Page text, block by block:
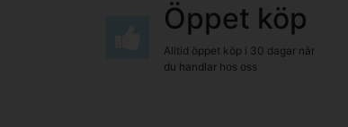
Öppet köp
Alltid öppet köp i 30 dagar när
du handlar hos oss